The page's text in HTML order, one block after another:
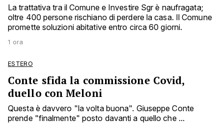
La trattativa tra il Comune e Investire Sgr è naufragata;
oltre 400 persone rischiano di perdere la casa. Il Comune
promette soluzioni abitative entro circa 60 giorni.
1 ora
ESTERO
Conte sfida la commissione Covid,
duello con Meloni
Questa è davvero "la volta buona". Giuseppe Conte
prende "finalmente" posto davanti a quello che ...